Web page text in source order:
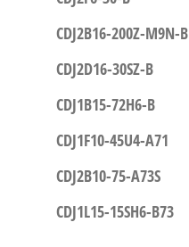
CDJ2B16-200Z-M9N-B
CDJ2D16-30SZ-B
CDJ1B15-72H6-B
CDJ1F10-45U4-A71
CDJ2B10-75-A73S
CDJ1L15-15SH6-B73